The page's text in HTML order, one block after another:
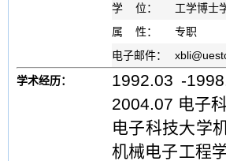
学 位：
工学博士
属 性：
专职
电子邮件：
xbli@
学术经历：
1992.03 -
2004.07 电子
电子科技大学
机械电子工程